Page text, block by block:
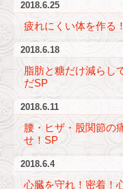
2018.6.25
疲れにくい体を作る
2018.6.18
脂肪と糖だけ減らし
だSP
2018.6.11
腰・ヒザ・股関節の
せ！SP
2018.6.4
心臓を守れ！密着！